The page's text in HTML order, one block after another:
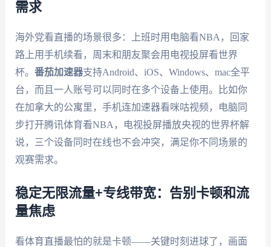
需求
海外党看直播的场景很多：上班时用电脑看NBA，回家
路上用手机续看，周末和朋友聚会用电视投屏看世界
杯。 番茄加速器支持Android、iOS、Windows、mac全平
台，而且一人账号可以同时在多个设备上使用。比如你
在加拿大的公寓里，手机连加速器看咪咕视频，电脑同
步打开腾讯体育看NBA，电视投屏播放央视的世界杯解
说，三个设备同时在线也不会冲突，满足你不同场景的
观赛需求。
稳定无限流量+专线带宽：告别卡顿和流
量焦虑
看体育直播最怕的就是卡顿——关键时刻进球了，画面